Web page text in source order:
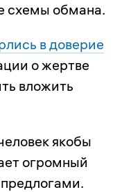
схемы обмана.
в доверие
о жертве
вложить
якобы
огромный